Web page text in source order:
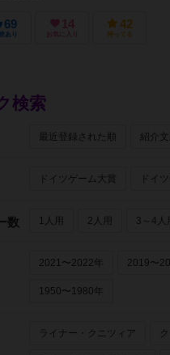
69
あり
14
お気に入り
42
持ってる
検索
最近登録された順 紹介
ドイツゲーム大賞 ドイ
数 1人用 2人用 3～4人用
2021〜2022年 2019〜
1950〜1980年
ライナー・クニツィア